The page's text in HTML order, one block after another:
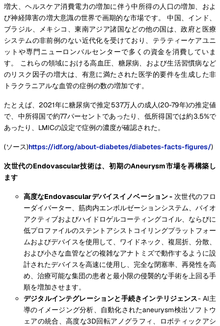
増大、ヘルスケア消費電力の増加に伴う中所得の人口の増加、およ
び神経障害の増大意識の世界で画期的な市場です。 中国、インド、
ブラジル、メキシコ、東南アジア諸国などの他の国は、政府と医療
システムの非前例のない近代化を受けており、テラティーケアユニ
ットや専門ニューロンバルセンターで多くの資金を消費していま
す。 これらの領域における高血圧、糖尿病、および生活習慣病など
のリスク因子の増大は、有意に満たされた医学的要件を生成した非
トラクラニアルな血管の症例の数の増加です。
たとえば、2021年に糖尿病で推定537万人の成人(20-79年)の推定値
で、中所得国で約77パーセントであったり、低所得国では約3.5%で
あったり、LMICの設定で症例の濃度が確認された。
(ソース)https://idf.org/about-diabetes/diabetes-facts-figures/)
次世代のEndovascular技術は、初期のAneurysm市場を再構築し
ます
高度なEndovascularデバイスイノベーション - 次世代のフロ
ーダイバーター、筋肉内エンボルゼーションシステム、バイオ
アクティブおよびハイドロゲルコーティングコイル、ならびに
低プロファイルのステントアシストコイリングプラットフォー
ムおよびデバイスを使用して、ワイドネック、複屈折、分散、
および小さな血管などの複雑なアナトミズで動作するように設
計されたデバイスを高速に使用し、完全な閉塞率、再発性を高
め、治療可能な集団の患者と最小限の侵襲的な手術を上回る手
順を増加させます。
デジタルインテグレーションと手続きインテリジェンス- AI主
導のイメージング分析、自動化されたaneurysm検出ソフトウ
ェアの統合、高度な3D回転アノグラフィ、ロボティックアシ